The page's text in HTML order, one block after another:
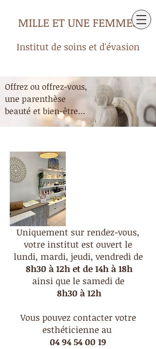
MILLE ET UNE FEMMES
Institut de soins et d'évasion
Offrez ou offrez-vous,
une parenthèse
beauté et bien-être...
Uniquement sur rendez-vous,
votre institut est ouvert le
lundi, mardi, jeudi, vendredi de
8h30 à 12h et de 14h à 18h
ainsi que le samedi de
8h30 à 12h
Vous pouvez contacter votre
esthéticienne au
04 94 54 00 19